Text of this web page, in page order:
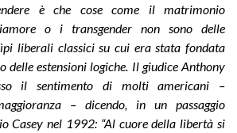
è che cose come il matrimonio
o i transgender non sono delle
liberali classici su cui era stata fondata
delle estensioni logiche. Il giudice Anthony
il sentimento di molti americani –
– dicendo, in un passaggio
Casey nel 1992: “Al cuore della libertà si